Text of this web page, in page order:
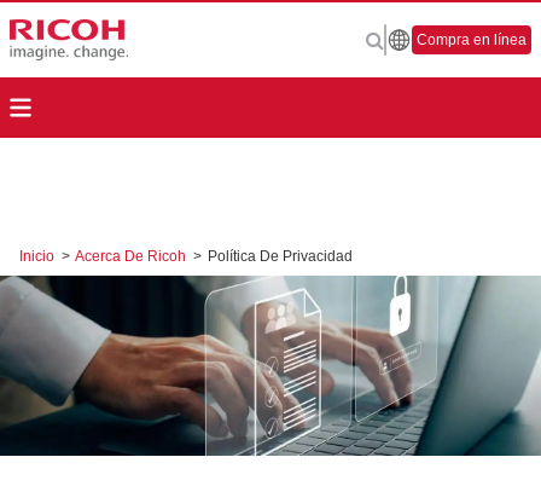
Compra en línea
Inicio > Acerca De Ricoh > Política De Privacidad